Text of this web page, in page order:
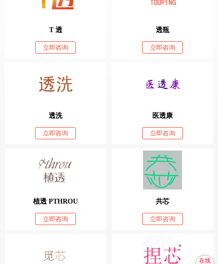
T 透
立即咨询
透瓶
立即咨询
透洗
立即咨询
医透康
立即咨询
植透 PTHROU
立即咨询
共芯
立即咨询
在线